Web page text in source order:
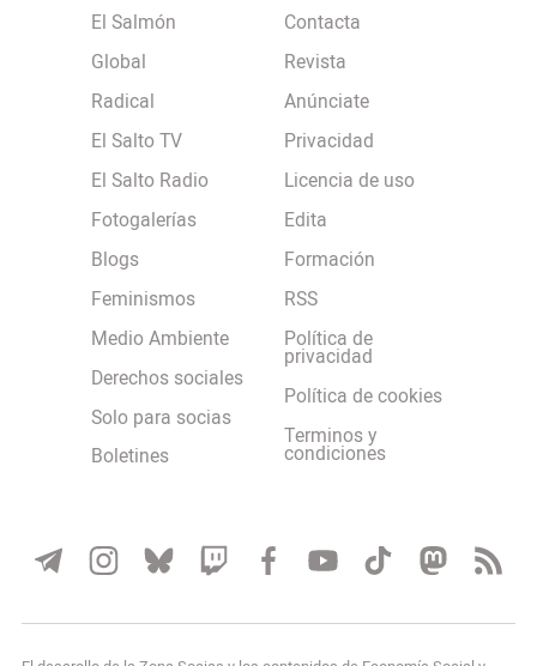
El Salmón
Global
Radical
El Salto TV
El Salto Radio
Fotogalerías
Blogs
Feminismos
Medio Ambiente
Derechos sociales
Solo para socias
Boletines
Contacta
Revista
Anúnciate
Privacidad
Licencia de uso
Edita
Formación
RSS
Política de
privacidad
Política de cookies
Terminos y
condiciones